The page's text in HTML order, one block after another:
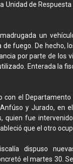
Unidad de
un
fuego. De hecho,
por parte de los
Enterada la
con el
y Jurado, en
quien fue
que el otro
dispuso
el martes 30.